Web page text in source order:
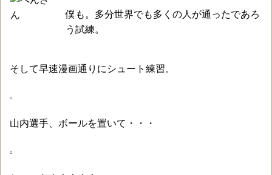
僕も。多分世界でも多くの人が通ったであろ
う試練。
そして早速漫画通りにシュート練習。
山内選手、ボールを置いて・・・